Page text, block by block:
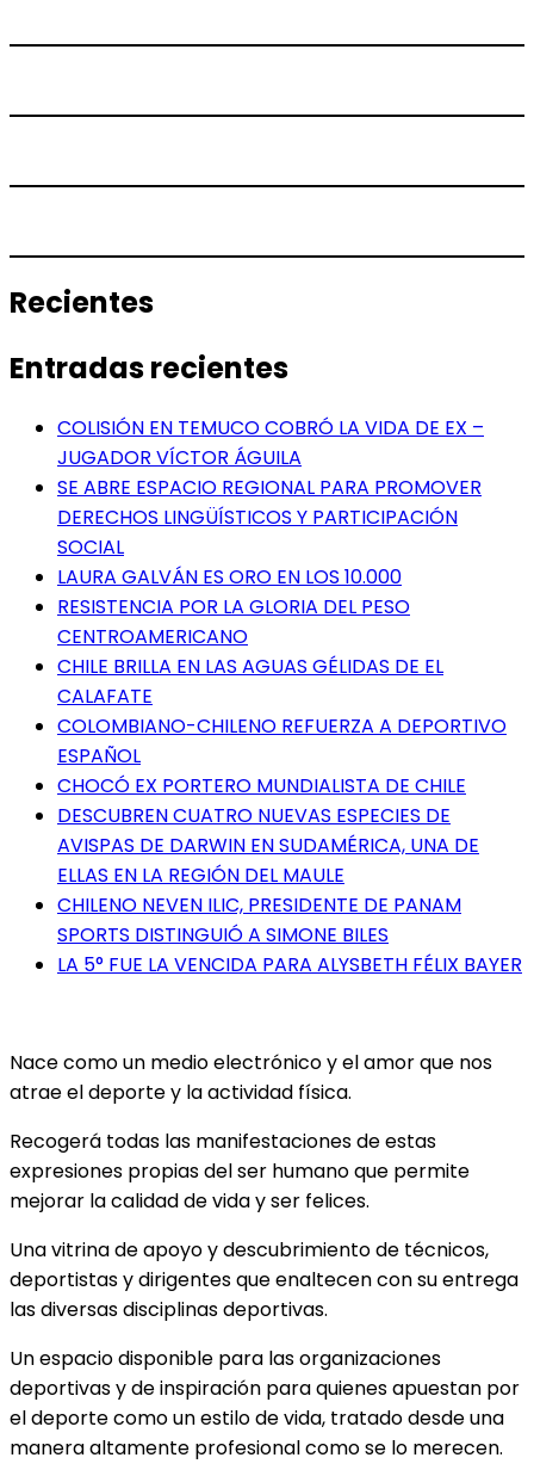
Recientes
Entradas recientes
COLISIÓN EN TEMUCO COBRÓ LA VIDA DE EX –
JUGADOR VÍCTOR ÁGUILA
SE ABRE ESPACIO REGIONAL PARA PROMOVER
DERECHOS LINGÜÍSTICOS Y PARTICIPACIÓN
SOCIAL
LAURA GALVÁN ES ORO EN LOS 10.000
RESISTENCIA POR LA GLORIA DEL PESO
CENTROAMERICANO
CHILE BRILLA EN LAS AGUAS GÉLIDAS DE EL
CALAFATE
COLOMBIANO-CHILENO REFUERZA A DEPORTIVO
ESPAÑOL
CHOCÓ EX PORTERO MUNDIALISTA DE CHILE
DESCUBREN CUATRO NUEVAS ESPECIES DE
AVISPAS DE DARWIN EN SUDAMÉRICA, UNA DE
ELLAS EN LA REGIÓN DEL MAULE
CHILENO NEVEN ILIC, PRESIDENTE DE PANAM
SPORTS DISTINGUIÓ A SIMONE BILES
LA 5° FUE LA VENCIDA PARA ALYSBETH FÉLIX BAYER
Nace como un medio electrónico y el amor que nos
atrae el deporte y la actividad física.
Recogerá todas las manifestaciones de estas
expresiones propias del ser humano que permite
mejorar la calidad de vida y ser felices.
Una vitrina de apoyo y descubrimiento de técnicos,
deportistas y dirigentes que enaltecen con su entrega
las diversas disciplinas deportivas.
Un espacio disponible para las organizaciones
deportivas y de inspiración para quienes apuestan por
el deporte como un estilo de vida, tratado desde una
manera altamente profesional como se lo merecen.